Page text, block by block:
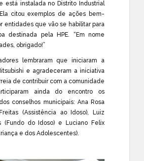
está instalada no Distrito Industrial
citou exemplos de ações bem-
entidades que vão se habilitar para
destinada pela HPE. “Em nome
obrigado!”
lembraram que iniciaram a
e agradeceram a iniciativa
de contribuir com a comunidade
ainda do encontro os
conselhos municipais: Ana Rosa
(Assistência ao Idoso), Luiz
(Fundo do Idoso) e Luciano Felix
e dos Adolescentes).